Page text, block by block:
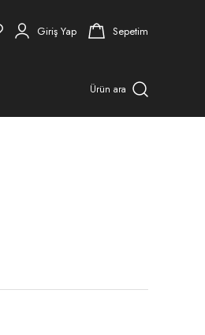
Giriş Yap Sepetim
Ürün ara